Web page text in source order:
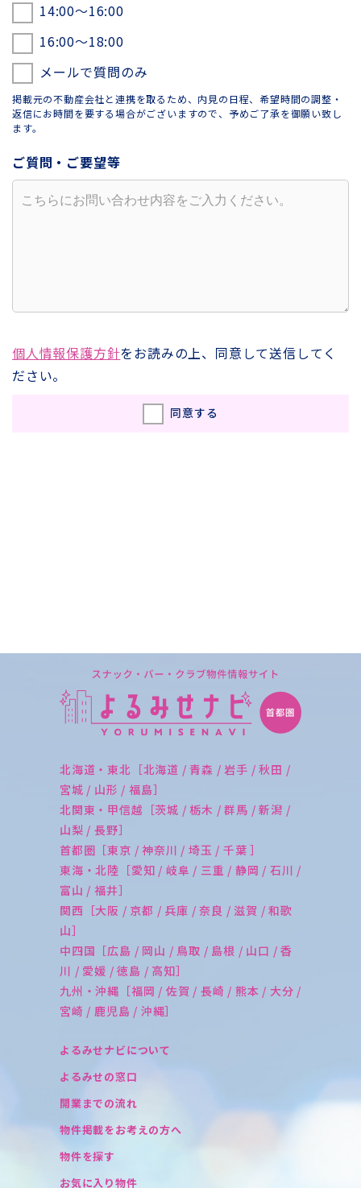
14:00〜16:00
16:00〜18:00
メールで質問のみ
掲載元の不動産会社と連携を取るため、内見の日程、希望時間の調整・
返信にお時間を要する場合がございますので、予めご了承を御願い致し
ます。
ご質問・ご要望等
個人情報保護方針をお読みの上、同意して送信してく
ださい。
同意する
北海道・東北［北海道 / 青森 / 岩手 / 秋田 /
宮城 / 山形 / 福島］
北関東・甲信越［茨城 / 栃木 / 群馬 / 新潟 /
山梨 / 長野］
首都圏［東京 / 神奈川 / 埼玉 / 千葉 ］
東海・北陸［愛知 / 岐阜 / 三重 / 静岡 / 石川 /
富山 / 福井］
関西［大阪 / 京都 / 兵庫 / 奈良 / 滋賀 / 和歌
山］
中四国［広島 / 岡山 / 鳥取 / 島根 / 山口 / 香
川 / 愛媛 / 徳島 / 高知］
九州・沖縄［福岡 / 佐賀 / 長崎 / 熊本 / 大分 /
宮崎 / 鹿児島 / 沖縄］
よるみせナビについて
よるみせの窓口
開業までの流れ
物件掲載をお考えの方へ
物件を探す
お気に入り物件